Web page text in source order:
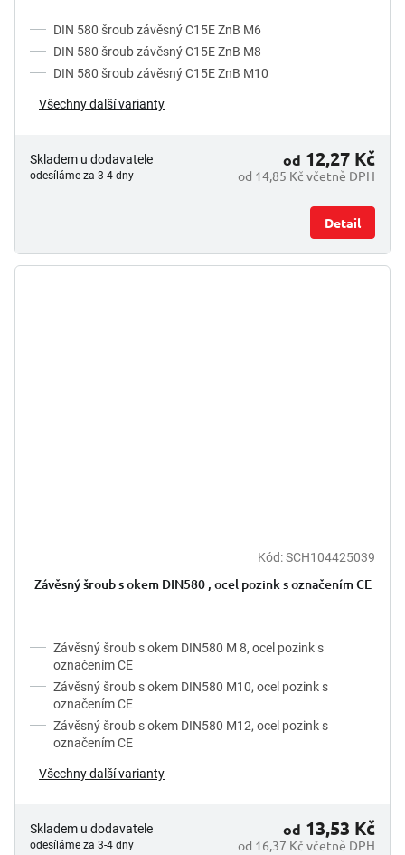
DIN 580 šroub závěsný C15E ZnB M6
DIN 580 šroub závěsný C15E ZnB M8
DIN 580 šroub závěsný C15E ZnB M10
Všechny další varianty
Skladem u dodavatele
odesíláme za 3-4 dny od 14,85 Kč včetně DPH
od 12,27 Kč
Detail
Kód:SCH104425039
Závěsný šroub s okem DIN580 , ocel pozink s označením CE
Závěsný šroub s okem DIN580 M 8, ocel pozink s
označením CE
Závěsný šroub s okem DIN580 M10, ocel pozink s
označením CE
Závěsný šroub s okem DIN580 M12, ocel pozink s
označením CE
Všechny další varianty
Skladem u dodavatele
odesíláme za 3-4 dny od 16,37 Kč včetně DPH
od 13,53 Kč